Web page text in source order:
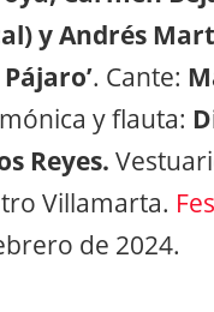
y Andrés
. Cante:
y flauta:
Reyes.
Villamarta.
de 2024.